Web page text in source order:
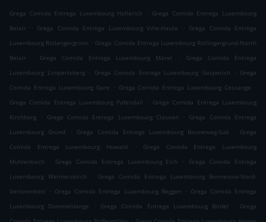
Grega Comida Entrega Luxembourg Hollerich . Grega Comida Entrega Luxembourg
Belair
. Grega Comida Entrega Luxembourg Ville-Haute . Grega Comida Entrega
Luxembourg Rollengergronn . Grega Comida Entrega Luxembourg Rollingergrund-North
Belair
. Grega Comida Entrega Luxembourg Märel .
Grega Comida Entrega
Luxembourg Limpertsberg
. Grega Comida Entrega Luxembourg Gasperich . Grega
Comida Entrega Luxembourg Gare
. Grega Comida Entrega Luxembourg Cessange
.
Grega Comida Entrega Luxembourg Pafendall
. Grega Comida Entrega Luxembourg
Kirchberg
. Grega Comida Entrega Luxembourg Clausen . Grega Comida Entrega
Luxembourg Grund
. Grega Comida Entrega Luxembourg Bouneweg-Süd .
Grega
Comida Entrega Luxembourg Howald
.
Grega Comida Entrega Luxembourg
Muhlenbach
. Grega Comida Entrega Luxembourg Eich .
Grega Comida Entrega
Luxembourg Weimerskirch
.
Grega Comida Entrega Luxembourg Bonnevoie-Nord-
Verlorenkost
. Grega Comida Entrega Luxembourg Beggen . Grega Comida Entrega
Luxembourg Dommeldange
. Grega Comida Entrega Luxembourg Bridel .
Grega
.